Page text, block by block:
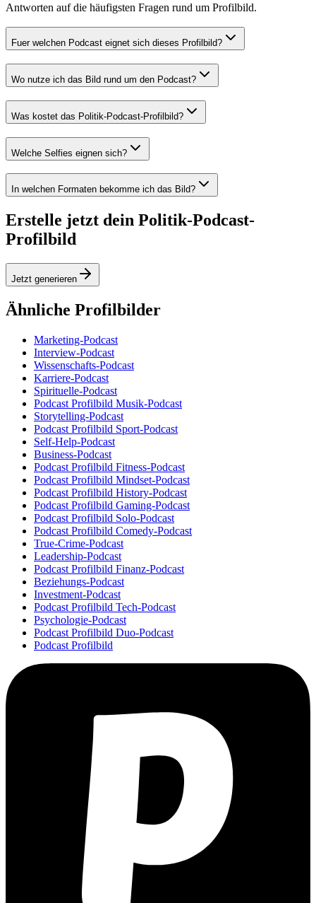
Antworten auf die häufigsten Fragen rund um Profilbild.
Fuer welchen Podcast eignet sich dieses Profilbild?
Wo nutze ich das Bild rund um den Podcast?
Was kostet das Politik-Podcast-Profilbild?
Welche Selfies eignen sich?
In welchen Formaten bekomme ich das Bild?
Erstelle jetzt dein Politik-Podcast-
Profilbild
Jetzt generieren
Ähnliche Profilbilder
Marketing-Podcast
Interview-Podcast
Wissenschafts-Podcast
Karriere-Podcast
Spirituelle-Podcast
Podcast Profilbild Musik-Podcast
Storytelling-Podcast
Podcast Profilbild Sport-Podcast
Self-Help-Podcast
Business-Podcast
Podcast Profilbild Fitness-Podcast
Podcast Profilbild Mindset-Podcast
Podcast Profilbild History-Podcast
Podcast Profilbild Gaming-Podcast
Podcast Profilbild Solo-Podcast
Podcast Profilbild Comedy-Podcast
True-Crime-Podcast
Leadership-Podcast
Podcast Profilbild Finanz-Podcast
Beziehungs-Podcast
Investment-Podcast
Podcast Profilbild Tech-Podcast
Psychologie-Podcast
Podcast Profilbild Duo-Podcast
Podcast Profilbild